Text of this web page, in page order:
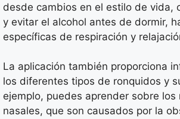
desde cambios en el estilo de vida,
y evitar el alcohol antes de dormir,
específicas de respiración y
La aplicación también proporciona
los diferentes tipos de ronquidos y
ejemplo, puedes aprender sobre los
nasales, que son causados por la